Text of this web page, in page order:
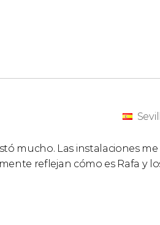
mucho. Las instalaciones me
reflejan cómo es Rafa y